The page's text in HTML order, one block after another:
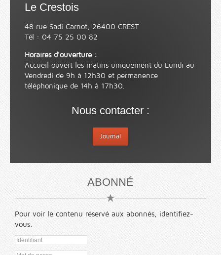
Le Crestois
48 rue Sadi Carnot, 26400 CREST
Tél : 04 75 25 00 82
Horaires d'ouverture :
Accueil ouvert les matins uniquement du Lundi au
Vendredi de 9h à 12h30 et permanence
téléphonique de 14h à 17h30.
Nous contacter :
Journal
ABONNÉ
Pour voir le contenu réservé aux abonnés, identifiez-
vous.